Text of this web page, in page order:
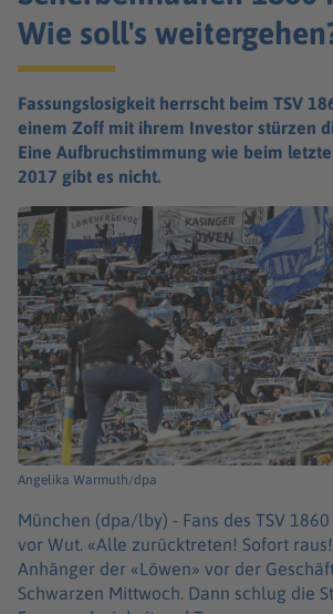
Wie soll's
Fassungslosigkeit herrscht beim TSV
einem Zoff mit ihrem Investor stürzen
Eine Aufbruchstimmung wie beim
2017 gibt es nicht.
Angelika Warmuth/dpa
München (dpa/lby) - Fans des TSV
vor Wut. «Alle zurücktreten! Sofort
Anhänger der «Löwen» vor der
Schwarzen Mittwoch. Dann schlug die